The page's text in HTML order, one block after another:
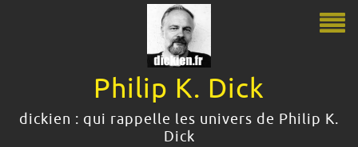
Philip K. Dick
dickien : qui rappelle les univers de Philip K.
Dick
Philip K. Dick
Le guide Philip K. Dick